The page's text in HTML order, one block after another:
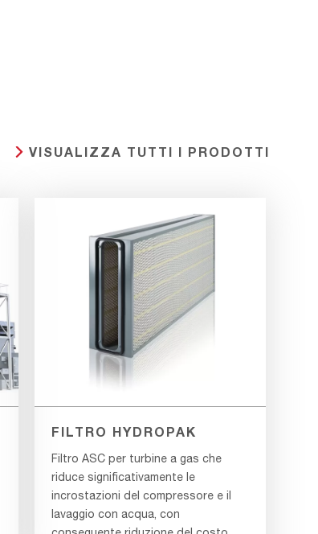
VISUALIZZA TUTTI I PRODOTTI
FILTRO HYDROPAK
Filtro ASC per turbine a gas che
riduce significativamente le
incrostazioni del compressore e il
lavaggio con acqua, con